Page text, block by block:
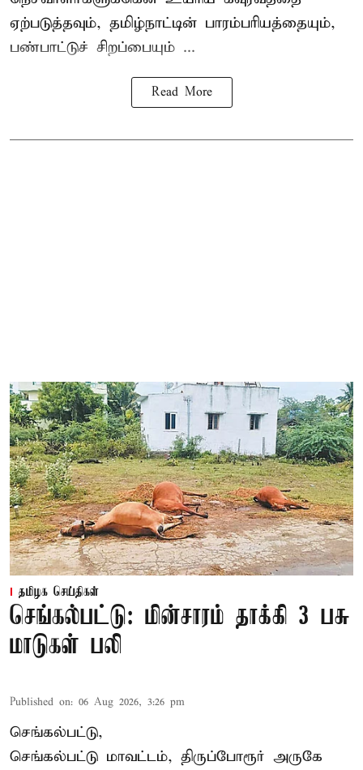
ஏற்படுத்தவும், தமிழ்நாட்டின் பாரம்பரியத்தையும்,
பண்பாட்டுச் சிறப்பையும் ...
Read More
தமிழக செய்திகள்
செங்கல்பட்டு: மின்சாரம் தாக்கி 3 பசு
மாடுகள் பலி
Published on: 06 Aug 2026, 3:26 pm
செங்கல்பட்டு,
செங்கல்பட்டு மாவட்டம், திருப்போரூர் அருகே